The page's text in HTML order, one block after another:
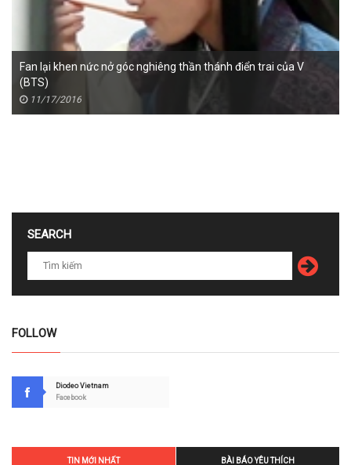
Fan lại khen nức nở góc nghiêng thần thánh điển trai của V
(BTS)
11/17/2016
SEARCH
FOLLOW
Diodeo Vietnam
Facebook
TIN MỚI NHẤT BÀI BÁO YÊU THÍCH